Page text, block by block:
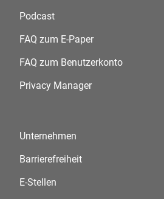
Podcast
FAQ zum E-Paper
FAQ zum Benutzerkonto
Privacy Manager
Unternehmen
Barrierefreiheit
E-Stellen